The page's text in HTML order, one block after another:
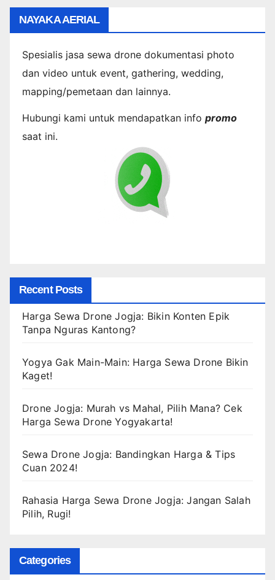
NAYAKA AERIAL
Spesialis jasa sewa drone dokumentasi photo
dan video untuk event, gathering, wedding,
mapping/pemetaan dan lainnya.
Hubungi kami untuk mendapatkan info promo
saat ini.
Recent Posts
Harga Sewa Drone Jogja: Bikin Konten Epik
Tanpa Nguras Kantong?
Yogya Gak Main-Main: Harga Sewa Drone Bikin
Kaget!
Drone Jogja: Murah vs Mahal, Pilih Mana? Cek
Harga Sewa Drone Yogyakarta!
Sewa Drone Jogja: Bandingkan Harga & Tips
Cuan 2024!
Rahasia Harga Sewa Drone Jogja: Jangan Salah
Pilih, Rugi!
Categories